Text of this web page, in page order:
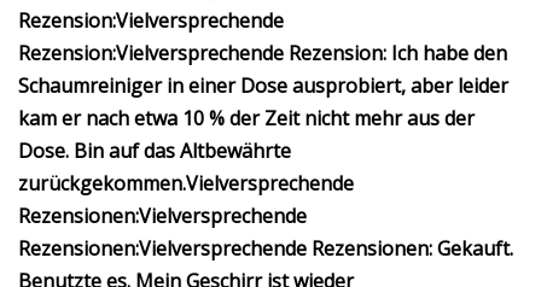
Rezension:Vielversprechende
Rezension:Vielversprechende Rezension: Ich habe den
Schaumreiniger in einer Dose ausprobiert, aber leider
kam er nach etwa 10 % der Zeit nicht mehr aus der
Dose. Bin auf das Altbewährte
zurückgekommen.Vielversprechende
Rezensionen:Vielversprechende
Rezensionen:Vielversprechende Rezensionen:Gekauft.
Benutzte es. Mein Geschirr ist wieder